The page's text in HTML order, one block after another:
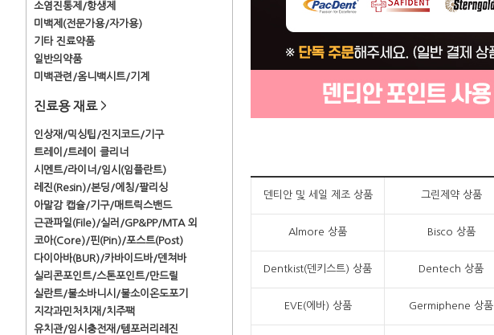
소염진통제/항생제
미백제(전문가용/자가용)
기타 진료약품
일반의약품
미백관련/옴니백시트/기계
진료용 재료 >
인상재/믹싱팁/진지코드/기구
트레이/트레이 클리너
시멘트/라이너/임시(임플란트)
레진(Resin)/본딩/에칭/팔리싱
아말감 캡슐/기구/매트릭스밴드
근관파일(File)/실러/GP&PP/MTA 외
코아(Core)/핀(Pin)/포스트(Post)
다이아바(BUR)/카바이드바/덴쳐바
실리콘포인트/스톤포인트/만드릴
실란트/불소바니시/불소이온도포기
지각과민처치재/치주팩
유치관/임시충전재/템포러리레진
덴티안 및 세일 제조 상품 그린제약 상품
Almore 상품 Bisco 상품
Dentkist(덴키스트) 상품 Dentech 상품
EVE(에바) 상품 Germiphene 상품